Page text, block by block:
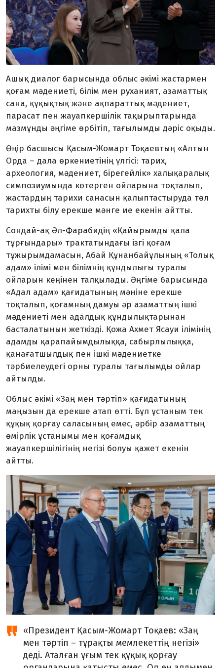
Ашық диалог барысында облыс әкімі жастармен
қоғам мәдениеті, білім мен руханият, азаматтық
сана, құқықтық және ақпараттық мәдениет,
парасат пен жауапкершілік тақырыптарында
мазмұнды әңгіме өрбітіп, тағылымды дәріс оқыды.
Өңір басшысы Қасым-Жомарт Тоқаевтың «Алтын
Орда – дала өркениетінің үлгісі: тарих,
археология, мәдениет, бірегейлік» халықаралық
симпозиумында көтерген ойларына тоқталып,
жастардың тарихи санасын қалыптастыруда төл
тарихты білу ерекше мәнге ие екенін айтты.
Сондай-ақ Әл-Фарабидің «Қайырымды қала
тұрғындары» трактатындағы ізгі қоғам
тұжырымдамасын, Абай Құнанбайұлының «Толық
адам» ілімі мен білімнің құндылығы туралы
ойларын кеңінен талқылады. Әңгіме барысында
«Адал адам» қағидатының мәніне ерекше
тоқталып, қоғамның дамуы әр азаматтың ішкі
мәдениеті мен адалдық құндылықтарынан
басталатынын жеткізді. Қожа Ахмет Ясауи ілімінің
адамды қарапайымдылыққа, сабырлылыққа,
қанағатшылдық пен ішкі мәдениетке
тәрбиелеудегі орны туралы тағылымды ойлар
айтылды.
Облыс әкімі «Заң мен тәртіп» қағидатының
маңызын да ерекше атап өтті. Бұл ұстаным тек
құқық қорғау саласының емес, әрбір азаматтың
өмірлік ұстанымы мен қоғамдық
жауапкершілігінің негізі болуы қажет екенін
айтты.
«Президент Қасым-Жомарт Тоқаев: «Заң
мен тәртіп – тұрақты мемлекеттің негізі»
деді. Аталған ұғым тек құқық қорғау